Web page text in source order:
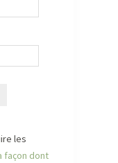
les
façon dont